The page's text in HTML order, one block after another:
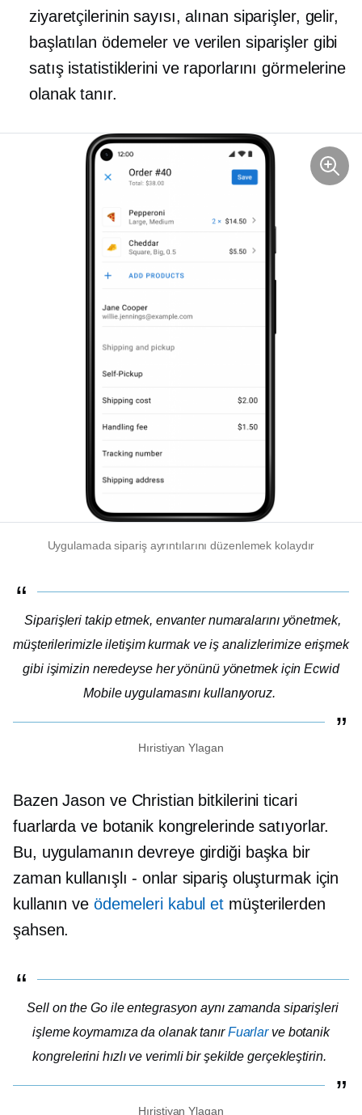
ziyaretçilerinin sayısı, alınan siparişler, gelir,
başlatılan ödemeler ve verilen siparişler gibi
satış istatistiklerini ve raporlarını görmelerine
olanak tanır.
Uygulamada sipariş ayrıntılarını düzenlemek kolaydır
Siparişleri takip etmek, envanter numaralarını yönetmek,
müşterilerimizle iletişim kurmak ve iş analizlerimize erişmek
gibi işimizin neredeyse her yönünü yönetmek için Ecwid
Mobile uygulamasını kullanıyoruz.
Hıristiyan Ylagan
Bazen Jason ve Christian bitkilerini ticari
fuarlarda ve botanik kongrelerinde satıyorlar.
Bu, uygulamanın devreye girdiği başka bir
zaman kullanışlı - onlarsipariş oluşturmak için
kullanın ve ödemeleri kabul et müşterilerden
şahsen.
Sell ​​on the Go ile entegrasyon aynı zamanda siparişleri
işleme koymamıza da olanak tanırFuarlarve botanik
kongrelerini hızlı ve verimli bir şekilde gerçekleştirin.
Hıristiyan Ylagan